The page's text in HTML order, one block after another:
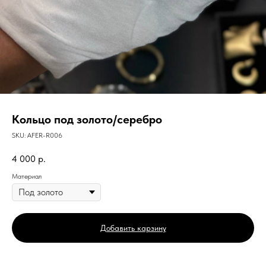
Кольцо под золото/серебро
SKU: AFER-R006
4 000 р.
Материал
Добавить карзину